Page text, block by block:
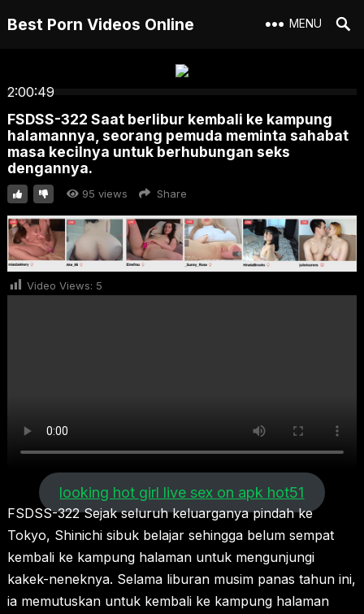
Best Porn Videos Online MENU
2:00:49
FSDSS-322 Saat berlibur kembali ke kampung
halamannya, seorang pemuda meminta sahabat
masa kecilnya untuk berhubungan seks
dengannya.
95 views Share
Video Views: 5
looking hot girl live sex on apk hot51
FSDSS-322 Sejak seluruh keluarganya pindah ke
Tokyo, Shinichi sibuk belajar sehingga belum sempat
kembali ke kampung halaman untuk mengunjungi
kakek-neneknya. Selama liburan musim panas tahun ini,
ia memutuskan untuk kembali ke kampung halaman